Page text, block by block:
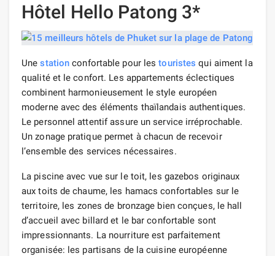
Hôtel Hello Patong 3*
Unestation confortable pour lestouristes qui aiment la
qualité et le confort. Les appartements éclectiques
combinent harmonieusement le style européen
moderne avec des éléments thaïlandais authentiques.
Le personnel attentif assure un service irréprochable.
Un zonage pratique permet à chacun de recevoir
l’ensemble des services nécessaires.
La piscine avec vue sur le toit, les gazebos originaux
aux toits de chaume, les hamacs confortables sur le
territoire, les zones de bronzage bien conçues, le hall
d’accueil avec billard et le bar confortable sont
impressionnants. La nourriture est parfaitement
organisée: les partisans de la cuisine européenne